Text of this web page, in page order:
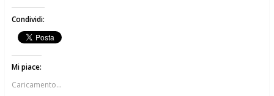
Condividi:
Mi piace:
Caricamento...